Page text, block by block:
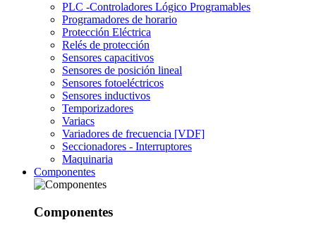
PLC -Controladores Lógico Programables
Programadores de horario
Protección Eléctrica
Relés de protección
Sensores capacitivos
Sensores de posición lineal
Sensores fotoeléctricos
Sensores inductivos
Temporizadores
Variacs
Variadores de frecuencia [VDF]
Seccionadores - Interruptores
Maquinaria
Componentes
Componentes